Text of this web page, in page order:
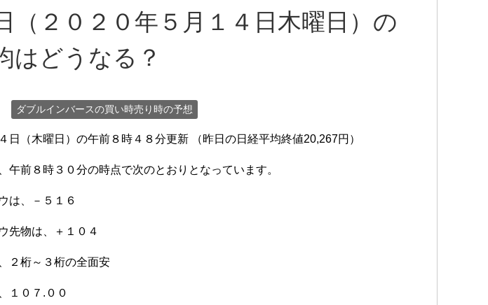
（２０２０年５月１４日木曜日）の
はどうなる？
ダブルインバースの買い時売り時の予想
日（木曜日）の午前８時４８分更新 （昨日の日経平均終値20,267円）
午前８時３０分の時点で次のとおりとなっています。
は、－５１６
先物は、＋１０４
２桁～３桁の全面安
１０７.００